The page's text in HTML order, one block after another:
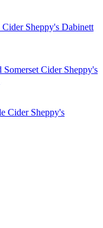
Sheppy's Dabinett
Sheppy's
Sheppy's